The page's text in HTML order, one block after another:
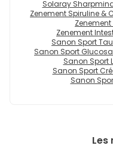
Solaray
Zenement Spiruline &
Zenement
Sanon Sport
Sanon Sport
Sanon Sport
Sanon Sport
Sanon
Les